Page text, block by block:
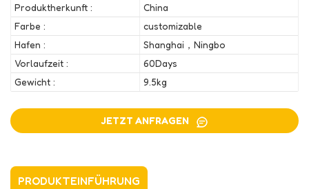
Produktherkunft :
China
Farbe :
customizable
Hafen :
Shanghai，Ningbo
Vorlaufzeit :
60Days
Gewicht :
9.5kg
JETZT ANFRAGEN
PRODUKTEINFÜHRUNG